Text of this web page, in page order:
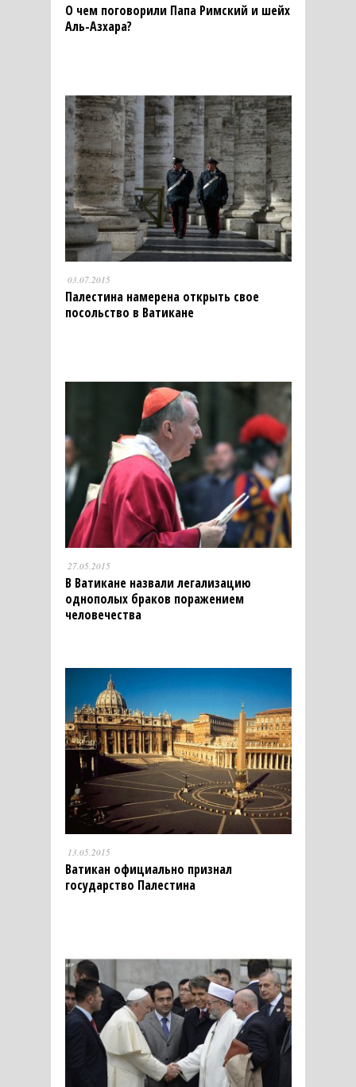
О чем поговорили Папа Римский и шейх
Аль-Азхара?
03.07.2015
Палестина намерена открыть свое
посольство в Ватикане
27.05.2015
В Ватикане назвали легализацию
однополых браков поражением
человечества
13.05.2015
Ватикан официально признал
государство Палестина